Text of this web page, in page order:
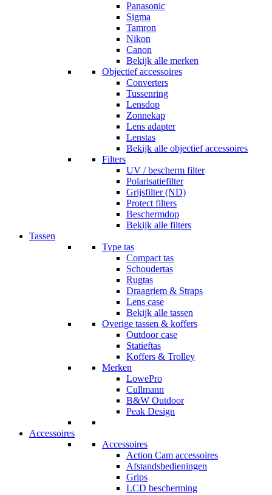
Panasonic
Sigma
Tamron
Nikon
Canon
Bekijk alle merken
Objectief accessoires
Converters
Tussenring
Lensdop
Zonnekap
Lens adapter
Lenstas
Bekijk alle objectief accessoires
Filters
UV / bescherm filter
Polarisatiefilter
Grijsfilter (ND)
Protect filters
Beschermdop
Bekijk alle filters
Tassen
Type tas
Compact tas
Schoudertas
Rugtas
Draagriem & Straps
Lens case
Bekijk alle tassen
Overige tassen & koffers
Outdoor case
Statieftas
Koffers & Trolley
Merken
LowePro
Cullmann
B&W Outdoor
Peak Design
Accessoires
Accessoires
Action Cam accessoires
Afstandsbedieningen
Grips
LCD bescherming